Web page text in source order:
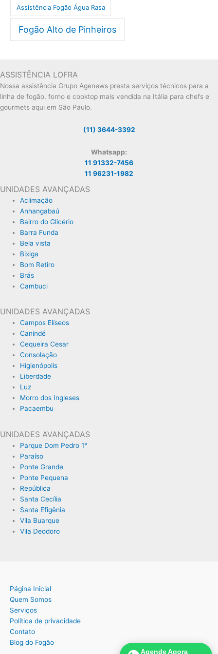
Assistência Fogão Água Rasa
Fogão Alto de Pinheiros
ASSISTÊNCIA LOFRA
Nossa assistência Grupo Agenews presta serviços técnicos para a
linha de fogão, forno e cooktop mais vendida na Itália para chefs e
gourmets aqui em São Paulo.
(11) 3644-3392
Whatsapp:
11 91332-7456
11 96231-1982
UNIDADES AVANÇADAS
Aclimação
Anhangabaú
Bairro do Glicério
Barra Funda
Bela vista
Bixiga
Bom Retiro
Brás
Cambuci
UNIDADES AVANÇADAS
Campos Elíseos
Canindé
Cequeira Cesar
Consolação
Higienópolis
Liberdade
Luz
Morro dos Ingleses
Pacaembu
UNIDADES AVANÇADAS
Parque Dom Pedro 1°
Paraíso
Ponte Grande
Ponte Pequena
República
Santa Cecília
Santa Efigênia
Vila Buarque
Vila Deodoro
Página Inicial
Quem Somos
Serviços
Política de privacidade
Contato
Blog do Fogão
Agende Agora